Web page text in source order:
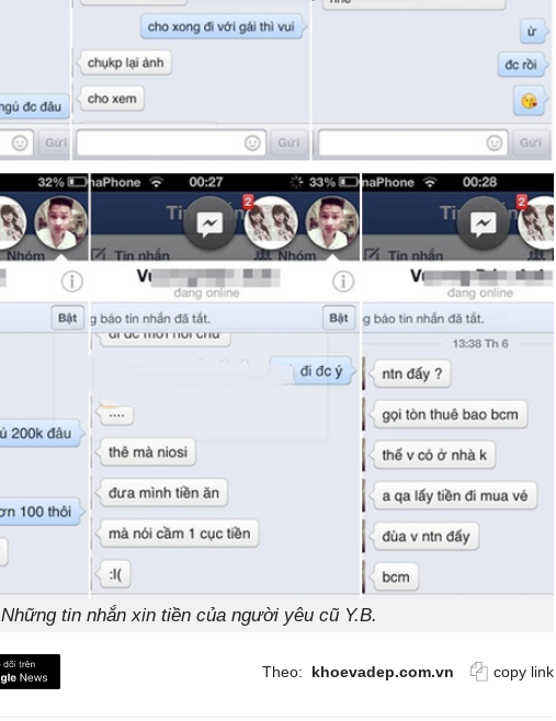
Những tin nhắn xin tiền của người yêu cũ Y.B.
Theo: khoevadep.com.vn copy link